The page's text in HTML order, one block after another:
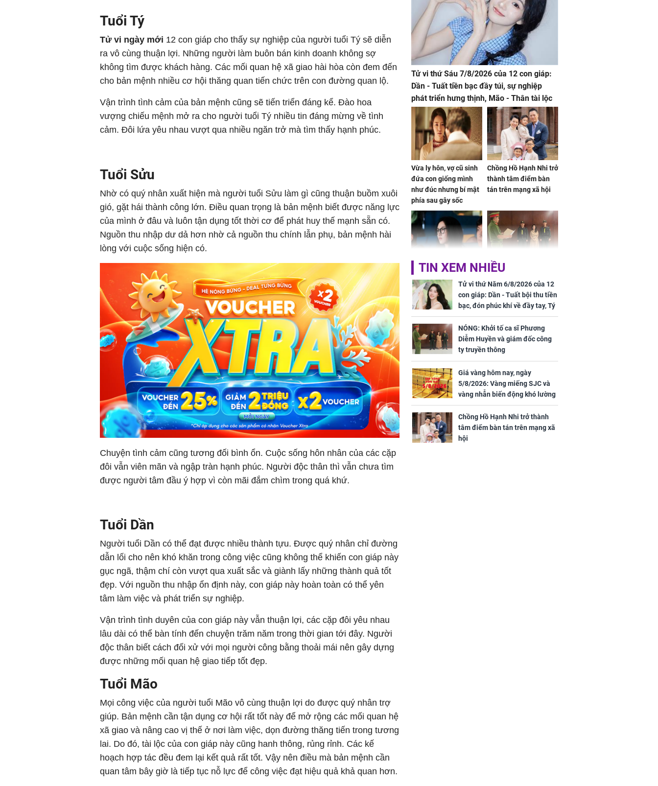
Tuổi Tý
Tử vi ngày mới 12 con giáp cho thấy sự nghiệp của người tuổi Tý sẽ diễn
ra vô cùng thuận lợi. Những người làm buôn bán kinh doanh không sợ
không tìm được khách hàng. Các mối quan hệ xã giao hài hòa còn đem đến
Vận trình tình cảm của bản mệnh cũng sẽ tiến triển đáng kể. Đào hoa
vượng chiếu mệnh mở ra cho người tuổi Tý nhiều tin đáng mừng về tình
cảm. Đôi lứa yêu nhau vượt qua nhiều ngăn trở mà tìm thấy hạnh phúc.
Tuổi Sửu
Nhờ có quý nhân xuất hiện mà người tuổi Sửu làm gì cũng thuận buồm xuôi
gió, gặt hái thành công lớn. Điều quan trọng là bản mệnh biết được năng lực
của mình ở đâu và luôn tận dụng tốt thời cơ để phát huy thế mạnh sẵn có.
Nguồn thu nhập dư dả hơn nhờ cả nguồn thu chính lẫn phụ, bản mệnh hài
lòng với cuộc sống hiện có‏.
Chuyện tình cảm cũng tương đối bình ổn. Cuộc sống hôn nhân của các cặp
đôi vẫn viên mãn và ngập tràn hạnh phúc. Người độc thân thì vẫn chưa tìm
được người tâm đầu ý hợp vì còn mãi đắm chìm trong quá khứ.
Tuổi Dần
Người tuổi Dần có thể đạt được nhiều thành tựu. Được quý nhân chỉ đường
dẫn lối cho nên khó khăn trong công việc cũng không thể khiến con giáp này
gục ngã, thậm chí còn vượt qua xuất sắc và giành lấy những thành quả tốt
đẹp. Với nguồn thu nhập ổn định này, con giáp này hoàn toàn có thể yên
tâm làm việc và phát triển sự nghiệp.
Vận trình tình duyên của con giáp này vẫn thuận lợi, các cặp đôi yêu nhau
lâu dài có thể bàn tính đến chuyện trăm năm trong thời gian tới đây. Người
độc thân biết cách đối xử với mọi người công bằng thoải mái nên gây dựng
được những mối quan hệ giao tiếp tốt đẹp.
Tuổi Mão
Mọi công việc của người tuổi Mão vô cùng thuận lợi do được quý nhân trợ
giúp. Bản mệnh cần tận dụng cơ hội rất tốt này để mở rộng các mối quan hệ
xã giao và nâng cao vị thế ở nơi làm việc, dọn đường thăng tiến trong tương
lai. Do đó, tài lộc của con giáp này cũng hanh thông, rủng rỉnh. Các kế
hoạch hợp tác đều đem lại kết quả rất tốt. Vậy nên điều mà bản mệnh cần
quan tâm bây giờ là tiếp tục nỗ lực để công việc đạt hiệu quả khả quan hơn.
Tử vi thứ Sáu 7/8/2026 của 12 con giáp:
Dần - Tuất tiền bạc đầy túi, sự nghiệp
phát triển hưng thịnh, Mão - Thân tài lộc
ảm đạm, mọi sự khó thành công mỹ mãn
Vừa ly hôn, vợ cũ sinh
đứa con giống mình
như đúc nhưng bí mật
phía sau gây sốc
Chồng Hồ Hạnh Nhi trở
thành tâm điểm bàn
tán trên mạng xã hội
Nhan sắc ở tuổi 20 của
con gái Vương Phi sau
4 lần phẫu thuật gây
bất ngờ
NÓNG: Khởi tố ca sĩ
Phương Diễm Huyền
và giám đốc công ty
truyền thông
Danh tính nữ diễn viên
nổi tiếng gặp tai nạn,
phải khâu 50 mũi
TIN XEM NHIỀU
Tử vi thứ Năm 6/8/2026 của 12
con giáp: Dần - Tuất bội thu tiền
bạc, đón phúc khí về đầy tay, Tý
- Mão công việc khó khăn, tiền
bạc đội nón ra đi
NÓNG: Khởi tố ca sĩ Phương
Diễm Huyền và giám đốc công
ty truyền thông
Giá vàng hôm nay, ngày
5/8/2026: Vàng miếng SJC và
vàng nhẫn biến động khó lường
Chồng Hồ Hạnh Nhi trở thành
tâm điểm bàn tán trên mạng xã
hội